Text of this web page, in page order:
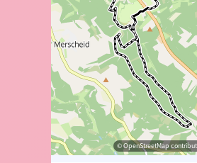
© OpenStreetMap
© Eddy & Rita